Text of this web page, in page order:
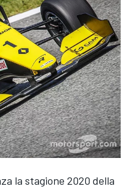
la stagione 2020 della